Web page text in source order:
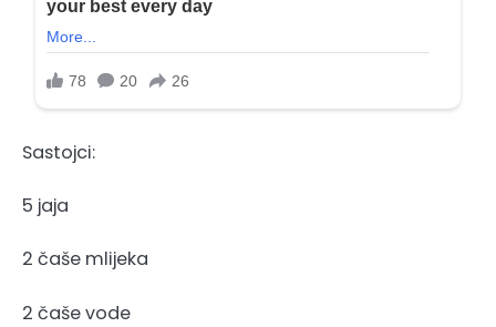
Sastojci:
5 jaja
2 čaše mlijeka
2 čaše vode